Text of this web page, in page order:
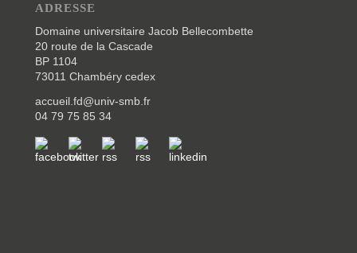
ADRESSE
Domaine universitaire Jacob Bellecombette
20 route de la Cascade
BP 1104
73011 Chambéry cedex
accueil.fd@univ-smb.fr
04 79 75 85 34